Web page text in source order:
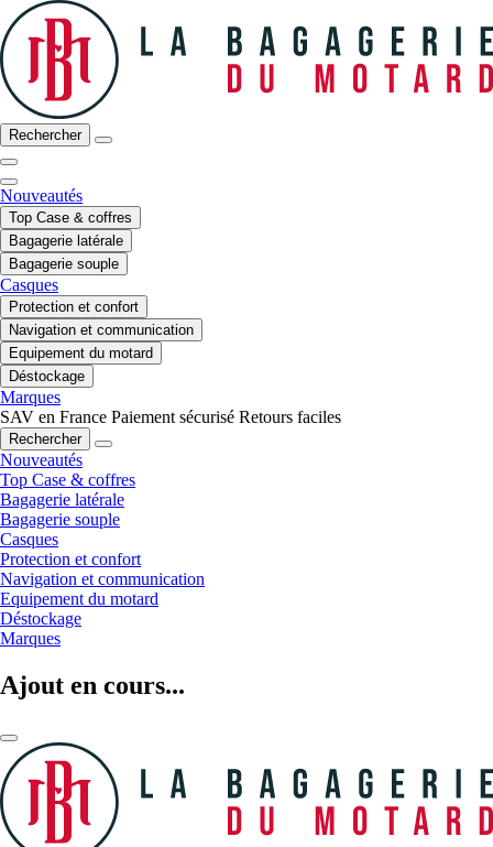
Rechercher
Nouveautés
Top Case & coffres
Bagagerie latérale
Bagagerie souple
Casques
Protection et confort
Navigation et communication
Equipement du motard
Déstockage
Marques
SAV en France Paiement sécurisé Retours faciles
Rechercher
Nouveautés
Top Case & coffres
Bagagerie latérale
Bagagerie souple
Casques
Protection et confort
Navigation et communication
Equipement du motard
Déstockage
Marques
Ajout en cours...